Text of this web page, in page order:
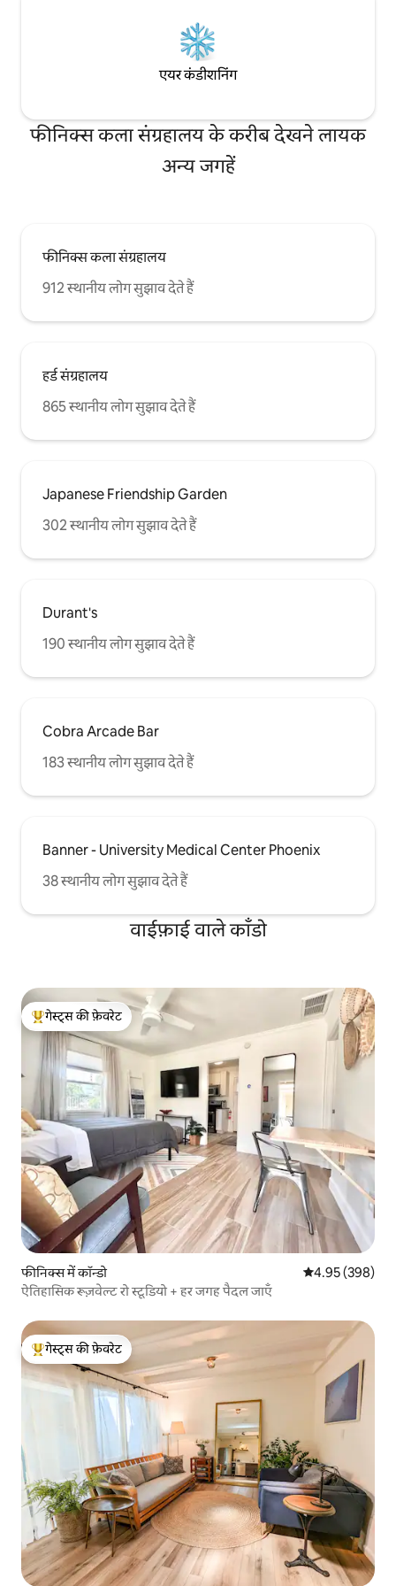
उपचार स्थापित होने से पहले लिस्टिंग की तस्वीरें ली
गई थीं। मास्टर बेडरूम में वर्तमान में एक ब्लैकआउट
ड्रैपर पैनल है। गेस्ट बेडरूम में ब्लैकआउट रोलर शेड्स
हैं और लिविंग रूम की खिड़कियों में निजता रोलर
एयर कंडीशनिंग
फीनिक्स कला संग्रहालय के करीब देखने लायक
अन्य जगहें
फीनिक्स कला संग्रहालय
912 स्थानीय लोग सुझाव देते हैं
हर्ड संग्रहालय
865 स्थानीय लोग सुझाव देते हैं
Japanese Friendship Garden
302 स्थानीय लोग सुझाव देते हैं
Durant's
190 स्थानीय लोग सुझाव देते हैं
Cobra Arcade Bar
183 स्थानीय लोग सुझाव देते हैं
Banner - University Medical Center Phoenix
38 स्थानीय लोग सुझाव देते हैं
वाईफ़ाई वाले काँडो
गेस्ट्स का टॉप फ़ेवरेट
गेस्ट्स की फ़ेवरेट
फीनिक्स में कॉन्डो औसत रेटिंग 5 में से
4.95 (398)
ऐतिहासिक रूज़वेल्ट रो स्टूडियो + हर जगह पैदल जाएँ
गेस्ट्स का टॉप फ़ेवरेट
गेस्ट्स की फ़ेवरेट